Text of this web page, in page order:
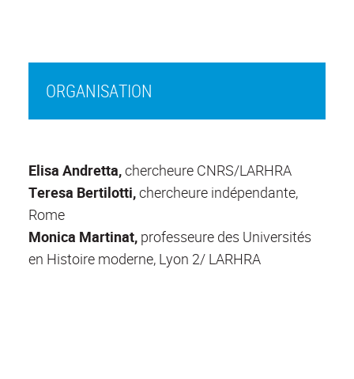
ORGANISATION
Elisa Andretta,chercheure CNRS/LARHRA
Teresa Bertilotti,chercheure indépendante,
Rome
Monica Martinat, professeure des Universités
en Histoire moderne, Lyon 2/ LARHRA